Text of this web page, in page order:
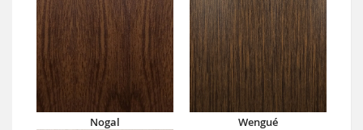
Nogal Wengué